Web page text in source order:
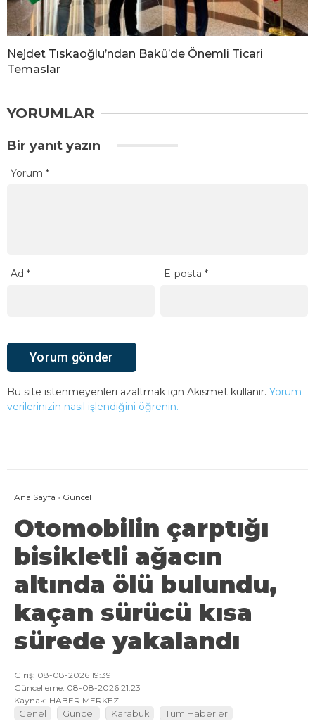
Nejdet Tıskaoğlu’ndan Bakü’de Önemli Ticari
Temaslar
YORUMLAR
Bir yanıt yazın
Yorum *
Ad * E-posta*
Bu site istenmeyenleri azaltmak için Akismet kullanır. Yorum
verilerinizin nasıl işlendiğini öğrenin.
Ana Sayfa › Güncel
Otomobilin çarptığı
bisikletli ağacın
altında ölü bulundu,
kaçan sürücü kısa
sürede yakalandı
Giriş: 08-08-2026 19:39
Güncelleme: 08-08-2026 21:23
Kaynak: HABER MERKEZI
Genel Güncel Karabük Tüm Haberler